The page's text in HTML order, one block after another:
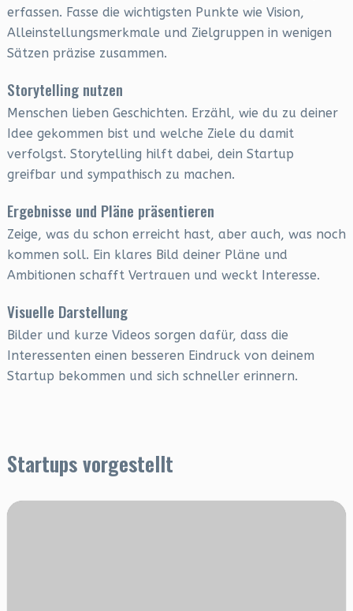
erfassen. Fasse die wichtigsten Punkte wie Vision,
Alleinstellungsmerkmale und Zielgruppen in wenigen
Sätzen präzise zusammen.
Storytelling nutzen
Menschen lieben Geschichten. Erzähl, wie du zu deiner
Idee gekommen bist und welche Ziele du damit
verfolgst. Storytelling hilft dabei, dein Startup
greifbar und sympathisch zu machen.
Ergebnisse und Pläne präsentieren
Zeige, was du schon erreicht hast, aber auch, was noch
kommen soll. Ein klares Bild deiner Pläne und
Ambitionen schafft Vertrauen und weckt Interesse.
Visuelle Darstellung
Bilder und kurze Videos sorgen dafür, dass die
Interessenten einen besseren Eindruck von deinem
Startup bekommen und sich schneller erinnern.
Startups vorgestellt